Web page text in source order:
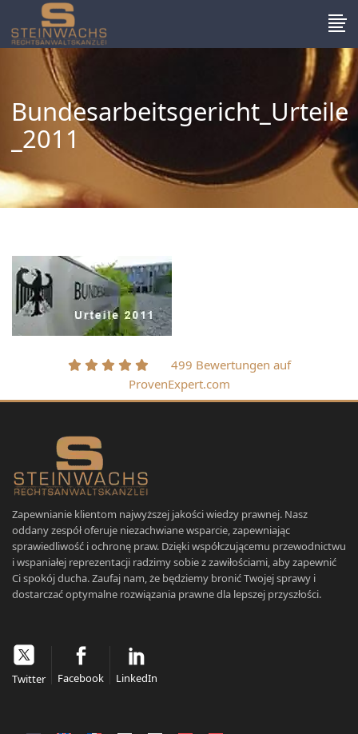
Bundesarbeitsgericht_Urteile
_2011
499 Bewertungen auf
ProvenExpert.com
Zapewnianie klientom najwyższej jakości wiedzy prawnej. Nasz
oddany zespół oferuje niezachwiane wsparcie, zapewniając
sprawiedliwość i ochronę praw. Dzięki współczującemu przewodnictwu
i wspaniałej reprezentacji radzimy sobie z zawiłościami, aby zapewnić
Ci spokój ducha. Zaufaj nam, że będziemy bronić Twojej sprawy i
dostarczać optymalne rozwiązania prawne dla lepszej przyszłości.
Twitter Facebook LinkedIn